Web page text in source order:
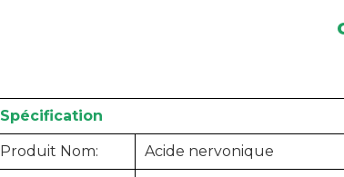
Spécification
Produit Nom: Acide nervonique